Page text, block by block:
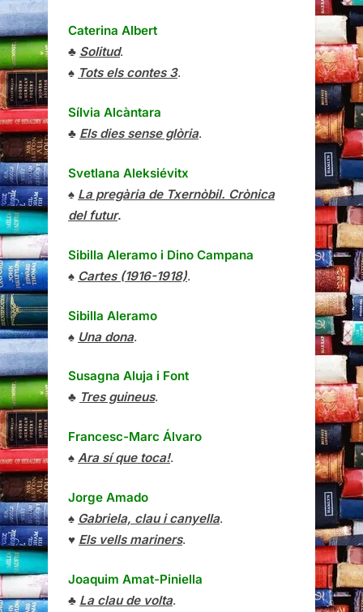
Caterina Albert
♣ Solitud.
♠ Tots els contes 3.
Sílvia Alcàntara
♣ Els dies sense glòria.
Svetlana Aleksiévitx
♠ La pregària de Txernòbil. Crònica
del futur.
Sibilla Aleramo i Dino Campana
♠ Cartes (1916-1918).
Sibilla Aleramo
♠ Una dona.
Susagna Aluja i Font
♣ Tres guineus.
Francesc-Marc Álvaro
♠ Ara sí que toca!.
Jorge Amado
♠ Gabriela, clau i canyella.
♥ Els vells mariners.
Joaquim Amat-Piniella
♣ La clau de volta.